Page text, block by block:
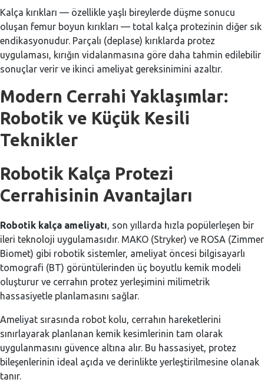
Kalça kırıkları — özellikle yaşlı bireylerde düşme sonucu
oluşan femur boyun kırıkları — total kalça protezinin diğer sık
endikasyonudur. Parçalı (deplase) kırıklarda protez
uygulaması, kırığın vidalanmasına göre daha tahmin edilebilir
sonuçlar verir ve ikinci ameliyat gereksinimini azaltır.
Modern Cerrahi Yaklaşımlar:
Robotik ve Küçük Kesili
Teknikler
Robotik Kalça Protezi
Cerrahisinin Avantajları
Robotik kalça ameliyatı , son yıllarda hızla popülerleşen bir
ileri teknoloji uygulamasıdır. MAKO (Stryker) ve ROSA (Zimmer
Biomet) gibi robotik sistemler, ameliyat öncesi bilgisayarlı
tomografi (BT) görüntülerinden üç boyutlu kemik modeli
oluşturur ve cerrahın protez yerleşimini milimetrik
hassasiyetle planlamasını sağlar.
Ameliyat sırasında robot kolu, cerrahın hareketlerini
sınırlayarak planlanan kemik kesimlerinin tam olarak
uygulanmasını güvence altına alır. Bu hassasiyet, protez
bileşenlerinin ideal açıda ve derinlikte yerleştirilmesine olanak
tanır.